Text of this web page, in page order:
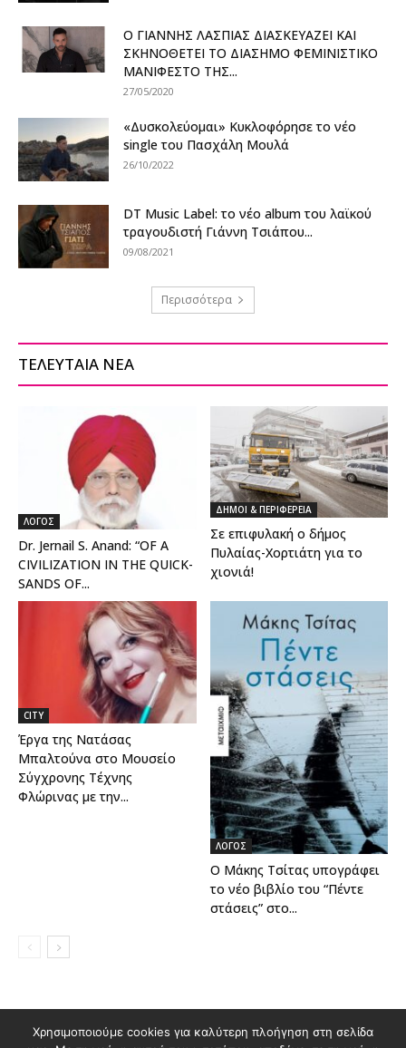
Ο ΓΙΑΝΝΗΣ ΛΑΣΠΙΑΣ ΔΙΑΣΚΕΥΑΖΕΙ ΚΑΙ
ΣΚΗΝΟΘΕΤΕΙ ΤΟ ΔΙΑΣΗΜΟ ΦΕΜΙΝΙΣΤΙΚΟ
ΜΑΝΙΦΕΣΤΟ ΤΗΣ...
27/05/2020
«Δυσκολεύομαι» Κυκλοφόρησε το νέο
single του Πασχάλη Μουλά
26/10/2022
DT Music Label: το νέο album του λαϊκού
τραγουδιστή Γιάννη Τσιάπου...
09/08/2021
Περισσότερα
ΤΕΛΕΥΤΑΙΑ ΝΕΑ
ΛΟΓΟΣ
Dr. Jernail S. Anand: “OF A
CIVILIZATION IN THE QUICK-
SANDS OF...
ΔΗΜΟΙ & ΠΕΡΙΦΕΡΕΙΑ
Σε επιφυλακή ο δήμος
Πυλαίας-Χορτιάτη για το
χιονιά!
CITY
Έργα της Νατάσας
Μπαλτούνα στο Μουσείο
Σύγχρονης Τέχνης
Φλώρινας με την...
ΛΟΓΟΣ
Ο Μάκης Τσίτας υπογράφει
το νέο βιβλίο του “Πέντε
στάσεις” στο...
Διαφημιστείτε στο Polis Magazino
Χρησιμοποιούμε cookies για καλύτερη πλοήγηση στη σελίδα